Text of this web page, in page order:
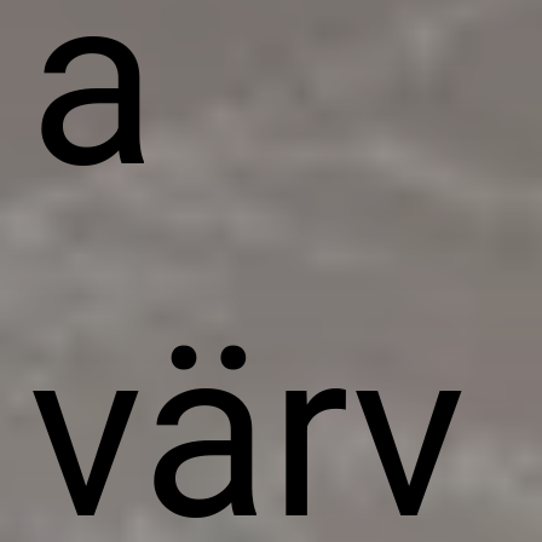
a
värv